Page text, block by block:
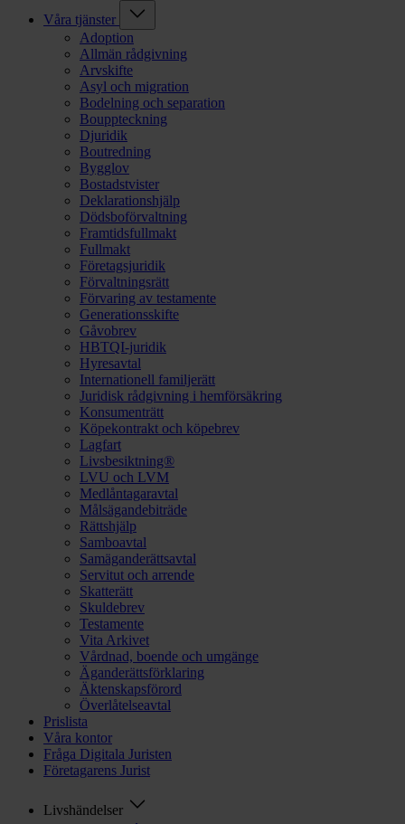
Våra tjänster
Adoption
Allmän rådgivning
Arvskifte
Asyl och migration
Bodelning och separation
Bouppteckning
Djuridik
Boutredning
Bygglov
Bostadstvister
Deklarationshjälp
Dödsboförvaltning
Framtidsfullmakt
Fullmakt
Företagsjuridik
Förvaltningsrätt
Förvaring av testamente
Generationsskifte
Gåvobrev
HBTQI-juridik
Hyresavtal
Internationell familjerätt
Juridisk rådgivning i hemförsäkring
Konsumenträtt
Köpekontrakt och köpebrev
Lagfart
Livsbesiktning®
LVU och LVM
Medlåntagaravtal
Målsägandebiträde
Rättshjälp
Samboavtal
Samäganderättsavtal
Servitut och arrende
Skatterätt
Skuldebrev
Testamente
Vita Arkivet
Vårdnad, boende och umgänge
Äganderättsförklaring
Äktenskapsförord
Överlåtelseavtal
Prislista
Våra kontor
Fråga Digitala Juristen
Företagarens Jurist
Livshändelser